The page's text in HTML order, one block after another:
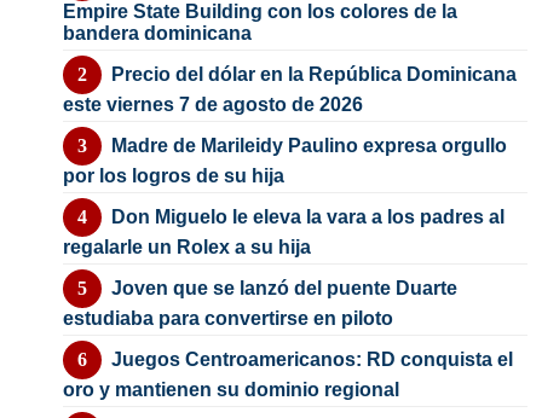
Empire State Building con los colores de la
bandera dominicana
Precio del dólar en la República Dominicana
este viernes 7 de agosto de 2026
Madre de Marileidy Paulino expresa orgullo
por los logros de su hija
Don Miguelo le eleva la vara a los padres al
regalarle un Rolex a su hija
Joven que se lanzó del puente Duarte
estudiaba para convertirse en piloto
Juegos Centroamericanos: RD conquista el
oro y mantienen su dominio regional